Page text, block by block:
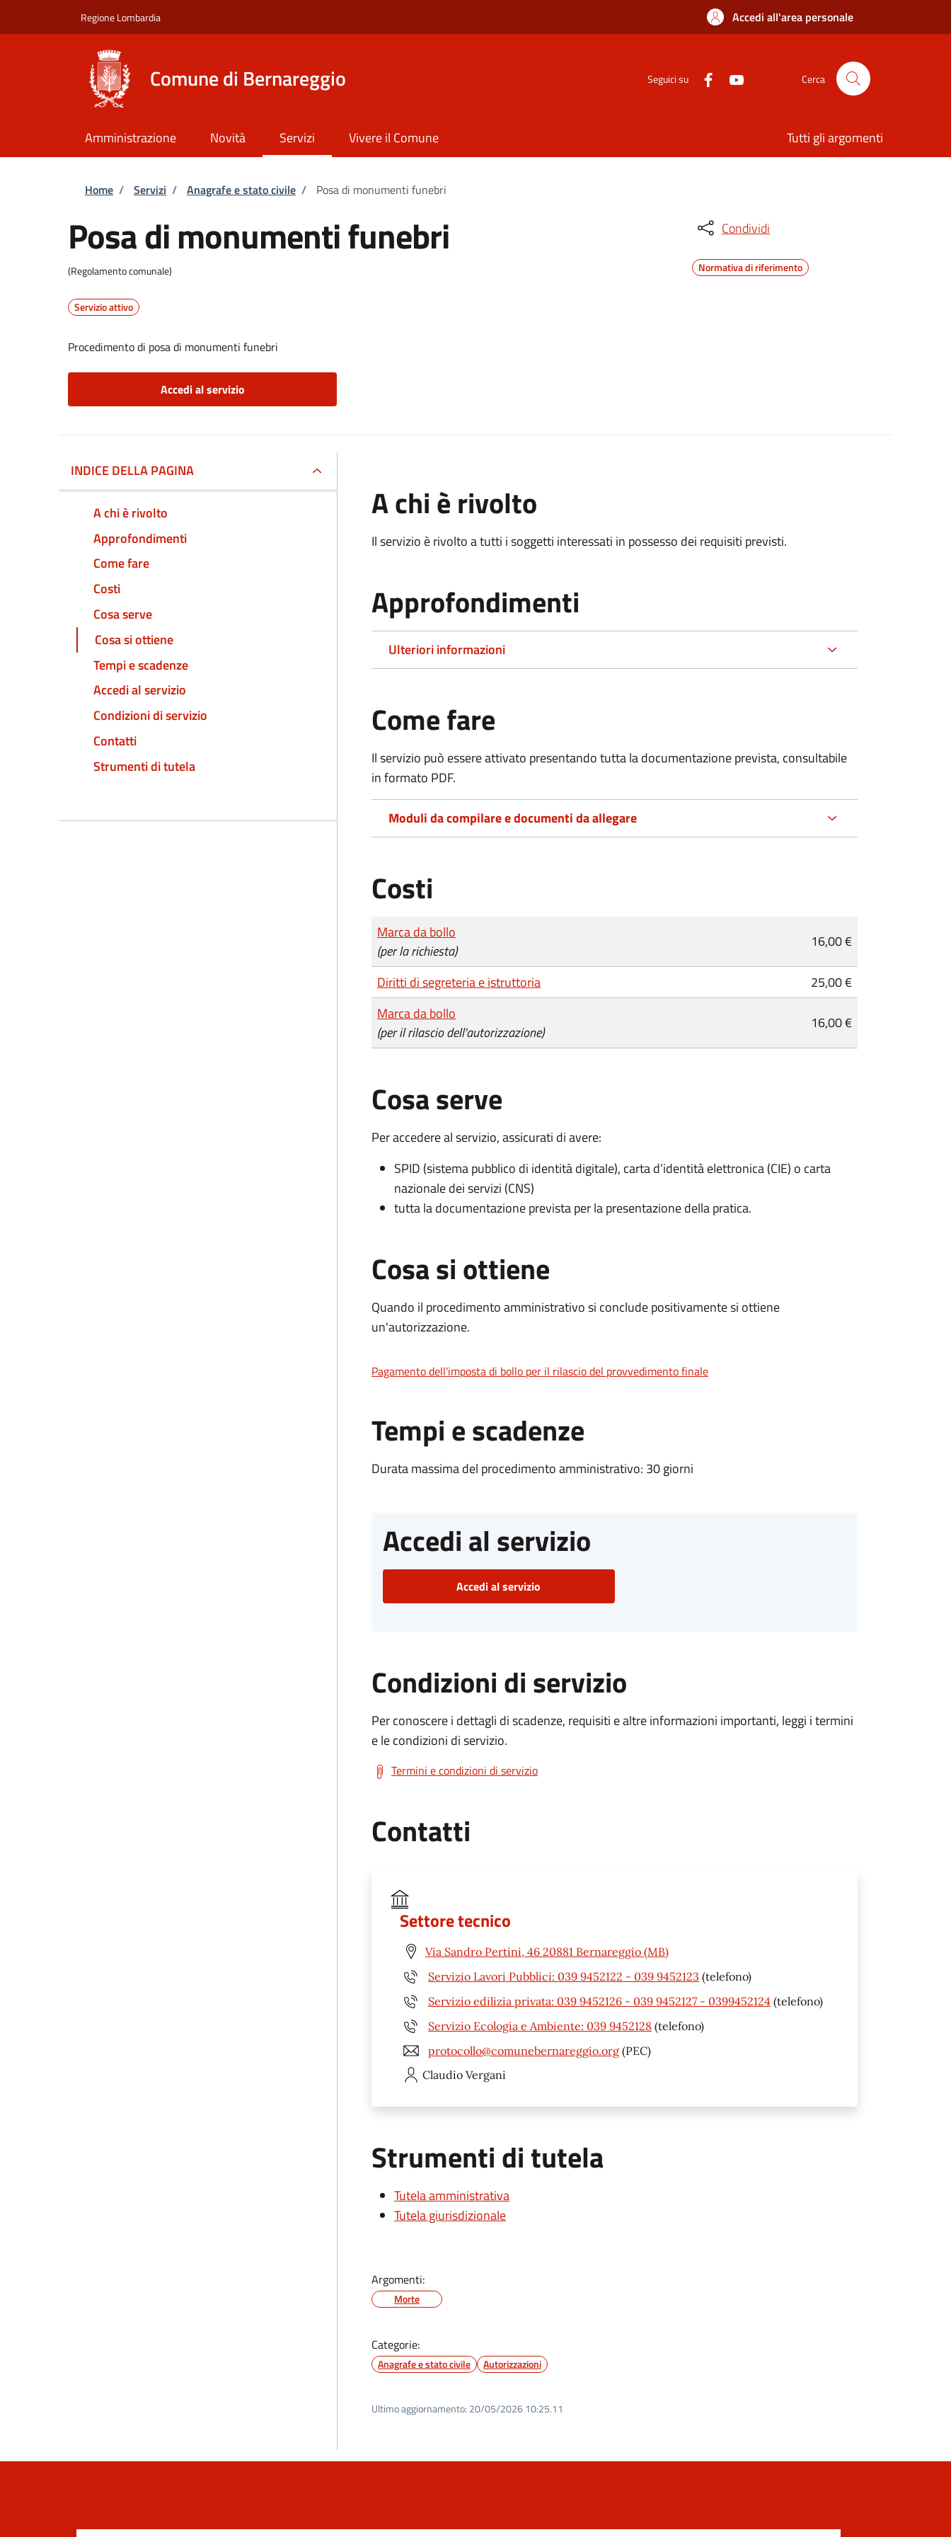
Regione Lombardia Accedi all'area personale
Comune di Bernareggio Seguici su Cerca
Amministrazione Novità Servizi Vivere il Comune Tutti gli argomenti
Briciole di pane
Home / Servizi / Anagrafe e stato civile / Posa di monumenti funebri
Posa di monumenti funebri
(Regolamento comunale)
Servizio attivo
Procedimento di posa di monumenti funebri
Accedi al servizio
Condividi
Normativa di riferimento
INDICE DELLA PAGINA
A chi è rivolto
Approfondimenti
Come fare
Costi
Cosa serve
Cosa si ottiene
Tempi e scadenze
Accedi al servizio
Condizioni di servizio
Contatti
Strumenti di tutela
A chi è rivolto
Il servizio è rivolto a tutti i soggetti interessati in possesso dei requisiti previsti.
Approfondimenti
Ulteriori informazioni
Come fare
Il servizio può essere attivato presentando tutta la documentazione prevista, consultabile
in formato PDF.
Moduli da compilare e documenti da allegare
Costi
Tipo di pagamento
Importo
Marca da bollo
(per la richiesta)
16,00 €
Diritti di segreteria e istruttoria
25,00 €
Marca da bollo
(per il rilascio dell'autorizzazione)
16,00 €
Cosa serve
Per accedere al servizio, assicurati di avere:
SPID (sistema pubblico di identità digitale), carta d’identità elettronica (CIE) o carta
nazionale dei servizi (CNS)
tutta la documentazione prevista per la presentazione della pratica.
Cosa si ottiene
Quando il procedimento amministrativo si conclude positivamente si ottiene
un'autorizzazione.
Pagamento dell'imposta di bollo per il rilascio del provvedimento finale
Tempi e scadenze
Durata massima del procedimento amministrativo: 30 giorni
Accedi al servizio
Accedi al servizio
Condizioni di servizio
Per conoscere i dettagli di scadenze, requisiti e altre informazioni importanti, leggi i termini
e le condizioni di servizio.
Termini e condizioni di servizio
Contatti
Settore tecnico
Via Sandro Pertini, 46 20881 Bernareggio (MB)
Servizio Lavori Pubblici: 039 9452122 - 039 9452123 (telefono)
Servizio edilizia privata: 039 9452126 - 039 9452127 - 0399452124 (telefono)
Servizio Ecologia e Ambiente: 039 9452128 (telefono)
protocollo@comunebernareggio.org (PEC)
Claudio Vergani
Strumenti di tutela
Tutela amministrativa
Tutela giurisdizionale
Argomenti:
Morte
Categorie:
Anagrafe e stato civile Autorizzazioni
Ultimo aggiornamento: 20/05/2026 10:25.11